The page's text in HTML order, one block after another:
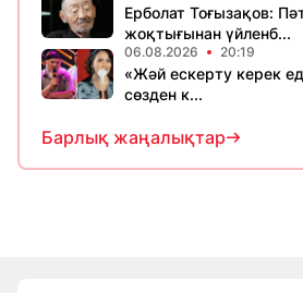
Ерболат Тоғызақов:
жоқтығынан үйленб...
06.08.2026 20:19
«Жәй ескерту керек
сөзден к...
Барлық жаңалықтар